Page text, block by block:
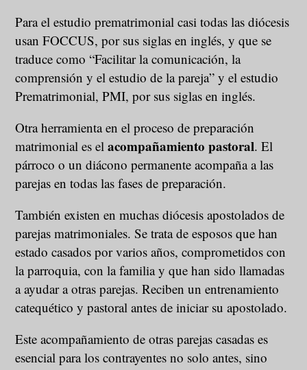
Para el estudio prematrimonial casi todas las diócesis
usan FOCCUS, por sus siglas en inglés, y que se
traduce como “Facilitar la comunicación, la
comprensión y el estudio de la pareja” y el estudio
Prematrimonial, PMI, por sus siglas en inglés.
Otra herramienta en el proceso de preparación
matrimonial es elacompañamiento pastoral. El
párroco o un diácono permanente acompaña a las
parejas en todas las fases de preparación.
También existen en muchas diócesis apostolados de
parejas matrimoniales. Se trata de esposos que han
estado casados por varios años, comprometidos con
la parroquia, con la familia y que han sido llamadas
a ayudar a otras parejas. Reciben un entrenamiento
catequético y pastoral antes de iniciar su apostolado.
Este acompañamiento de otras parejas casadas es
esencial para los contrayentes no solo antes, sino